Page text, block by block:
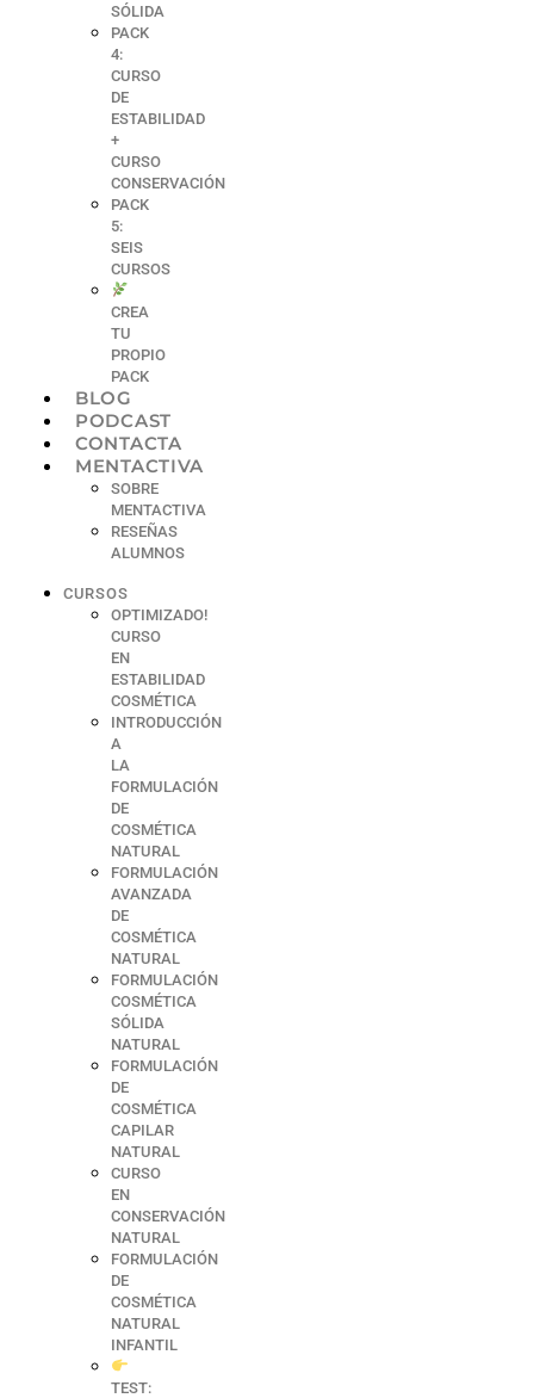
SÓLIDA
PACK
4:
CURSO
DE
ESTABILIDAD
+
CURSO
CONSERVACIÓN
PACK
5:
SEIS
CURSOS
CREA
TU
PROPIO
PACK
BLOG
PODCAST
CONTACTA
MENTACTIVA
SOBRE
MENTACTIVA
RESEÑAS
ALUMNOS
CURSOS
OPTIMIZADO!
CURSO
EN
ESTABILIDAD
COSMÉTICA
INTRODUCCIÓN
A
LA
FORMULACIÓN
DE
COSMÉTICA
NATURAL
FORMULACIÓN
AVANZADA
DE
COSMÉTICA
NATURAL
FORMULACIÓN
COSMÉTICA
SÓLIDA
NATURAL
FORMULACIÓN
DE
COSMÉTICA
CAPILAR
NATURAL
CURSO
EN
CONSERVACIÓN
NATURAL
FORMULACIÓN
DE
COSMÉTICA
NATURAL
INFANTIL
TEST: